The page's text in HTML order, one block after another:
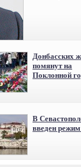
Донбасских
помянут на
Поклонной
В
введен